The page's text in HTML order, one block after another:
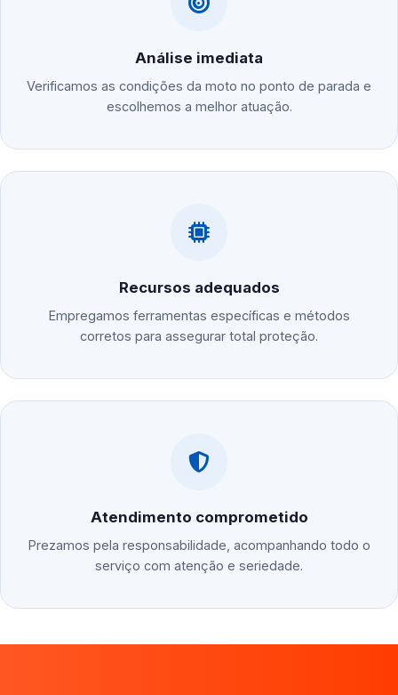
Análise imediata
Verificamos as condições da moto no ponto de parada e
escolhemos a melhor atuação.
Recursos adequados
Empregamos ferramentas específicas e métodos
corretos para assegurar total proteção.
Atendimento comprometido
Prezamos pela responsabilidade, acompanhando todo o
serviço com atenção e seriedade.